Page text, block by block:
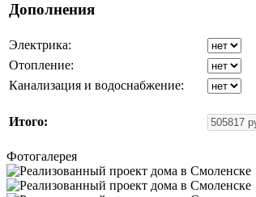
Дополнения
Электрика:
Отопление:
Канализация и водоснабжение:
Итого:
Фотогалерея